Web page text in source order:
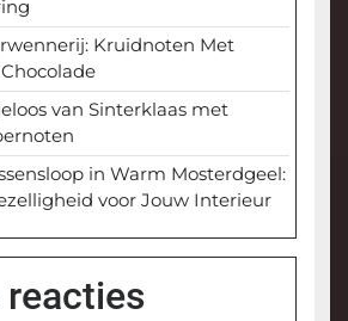
Kruidnoten Met
van Sinterklaas met
in Warm Mosterdgeel:
voor Jouw Interieur